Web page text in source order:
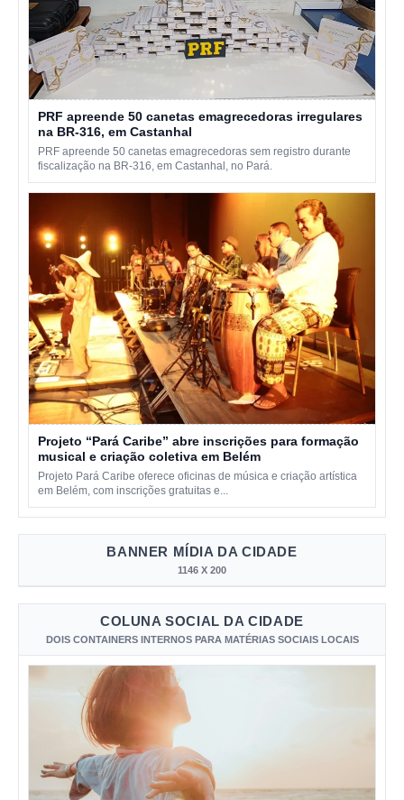
PRF apreende 50 canetas emagrecedoras irregulares
na BR-316, em Castanhal
PRF apreende 50 canetas emagrecedoras sem registro durante
fiscalização na BR-316, em Castanhal, no Pará.
Projeto “Pará Caribe” abre inscrições para formação
musical e criação coletiva em Belém
Projeto Pará Caribe oferece oficinas de música e criação artística
em Belém, com inscrições gratuitas e...
BANNER MÍDIA DA CIDADE
1146 X 200
COLUNA SOCIAL DA CIDADE
DOIS CONTAINERS INTERNOS PARA MATÉRIAS SOCIAIS LOCAIS